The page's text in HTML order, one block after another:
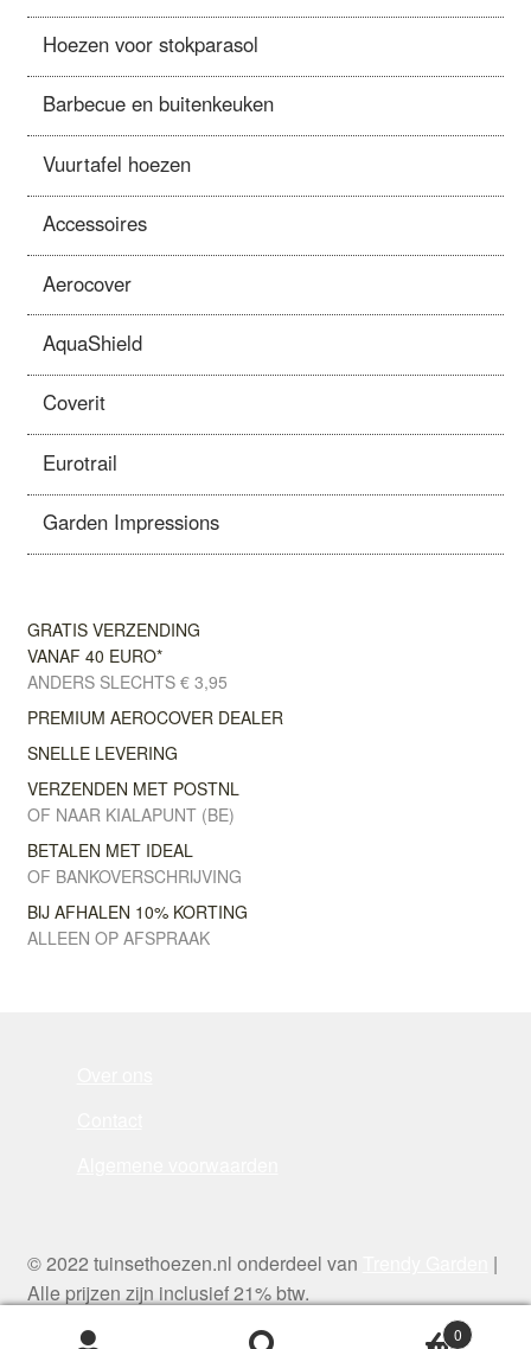
Hoezen voor stokparasol
Barbecue en buitenkeuken
Vuurtafel hoezen
Accessoires
Aerocover
AquaShield
Coverit
Eurotrail
Garden Impressions
GRATIS VERZENDING
VANAF 40 EURO*
ANDERS SLECHTS € 3,95
PREMIUM AEROCOVER DEALER
SNELLE LEVERING
VERZENDEN MET POSTNL
OF NAAR KIALAPUNT (BE)
BETALEN MET IDEAL
OF BANKOVERSCHRIJVING
BIJ AFHALEN 10% KORTING
ALLEEN OP AFSPRAAK
© 2022 tuinsethoezen.nl onderdeel van
|
Alle prijzen zijn inclusief 21% btw.
0